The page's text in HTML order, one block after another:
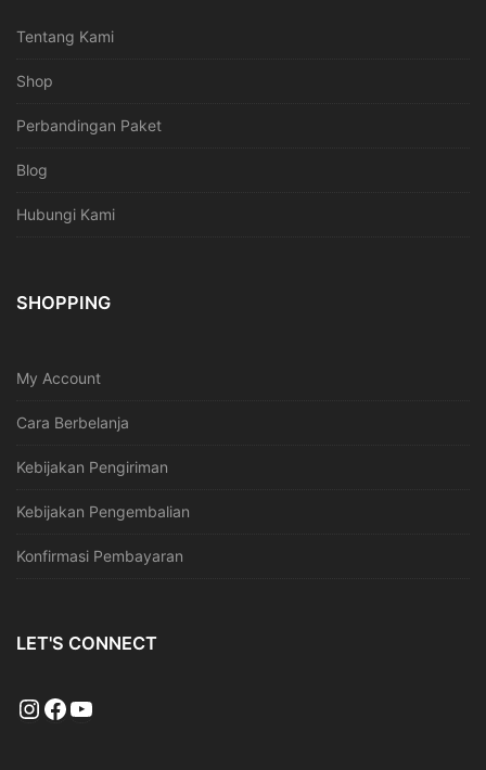
Tentang Kami
Shop
Perbandingan Paket
Blog
Hubungi Kami
SHOPPING
My Account
Cara Berbelanja
Kebijakan Pengiriman
Kebijakan Pengembalian
Konfirmasi Pembayaran
LET'S CONNECT